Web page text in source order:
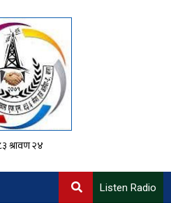
श्रावण २४
Listen Radio